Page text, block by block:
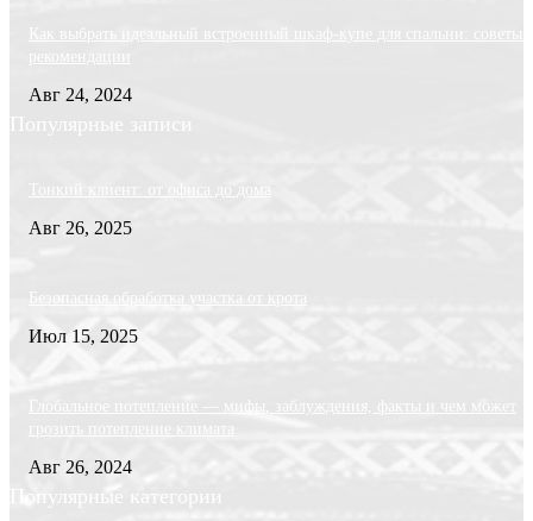
Как выбрать идеальный встроенный шкаф-купе для спальни: советы
рекомендации
Авг 24, 2024
Популярные записи
Тонкий клиент: от офиса до дома
Авг 26, 2025
Безопасная обработка участка от крота
Июл 15, 2025
Глобальное потепление — мифы, заблуждения, факты и чем может
грозить потепление климата
Авг 26, 2024
Популярные категории